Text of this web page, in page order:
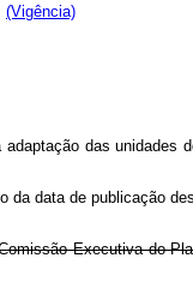
(Vigência)
das
data de publicação
Executiva do